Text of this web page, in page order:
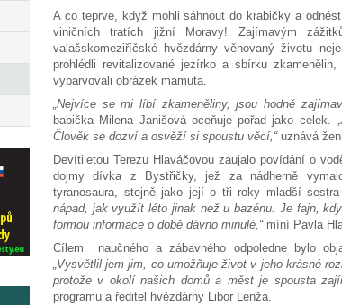
A co teprve, když mohli sáhnout do krabičky a
viničních tratích jižní Moravy! Zajímavým
valašskomeziříčské hvězdárny věnovaný životu
prohlédli revitalizované jezírko a sbírku
vybarvovali obrázek mamuta.
„Nejvíce se mi líbí zkameněliny, jsou hodně
babička Milena Janišová oceňuje pořad jako celek.
Člověk se dozví a osvěží si spoustu věcí,“ uznává
Devítiletou Terezu Hlaváčovou zaujalo povídání o
dojmy dívka z Bystřičky, jež za nádherně
tyranosaura, stejně jako její o tři roky mladší
nápad, jak využít léto jinak než u bazénu. Je fajn,
formou informace o době dávno minulé,“ míní Pavla
Cílem naučného a zábavného odpoledne bylo
„Vysvětlil jem jim, co umožňuje život v jeho krásné
protože v okolí našich domů a měst je spousta
programu a ředitel hvězdárny Libor Lenža.